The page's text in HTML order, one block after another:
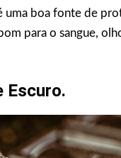
uma boa fonte de
para o sangue,
Escuro.